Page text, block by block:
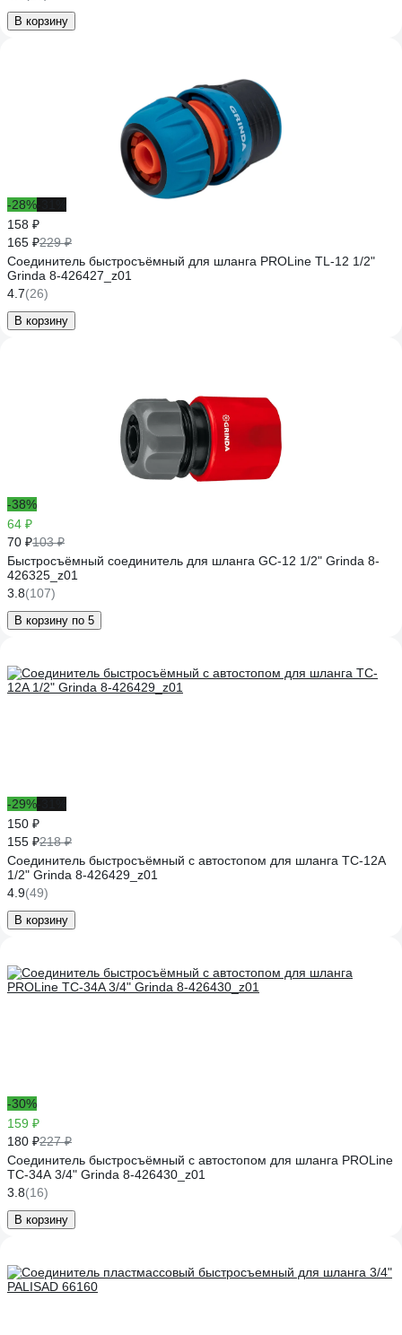
В корзину
-28%
158 ₽
165 ₽229 ₽
Соединитель быстросъёмный для шланга PROLine TL-12 1/2"
Grinda 8-426427_z01
4.7(26)
В корзину
-38%
64 ₽
70 ₽103 ₽
Быстросъёмный соединитель для шланга GC-12 1/2" Grinda 8-
426325_z01
3.8(107)
В корзину по 5
-29%
150 ₽
155 ₽218 ₽
Соединитель быстросъёмный с автостопом для шланга TC-12A
1/2" Grinda 8-426429_z01
4.9(49)
В корзину
-30%
159 ₽
180 ₽227 ₽
Соединитель быстросъёмный с автостопом для шланга PROLine
TC-34A 3/4" Grinda 8-426430_z01
3.8(16)
В корзину